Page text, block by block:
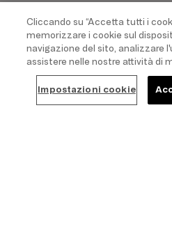
Whistleblowing channel:
Impostazioni cookie
Cliccando su “Accetta tutti i
memorizzare i cookie sul
navigazione del sito, analizzare
assistere nelle nostre attività di
Impostazioni cookie